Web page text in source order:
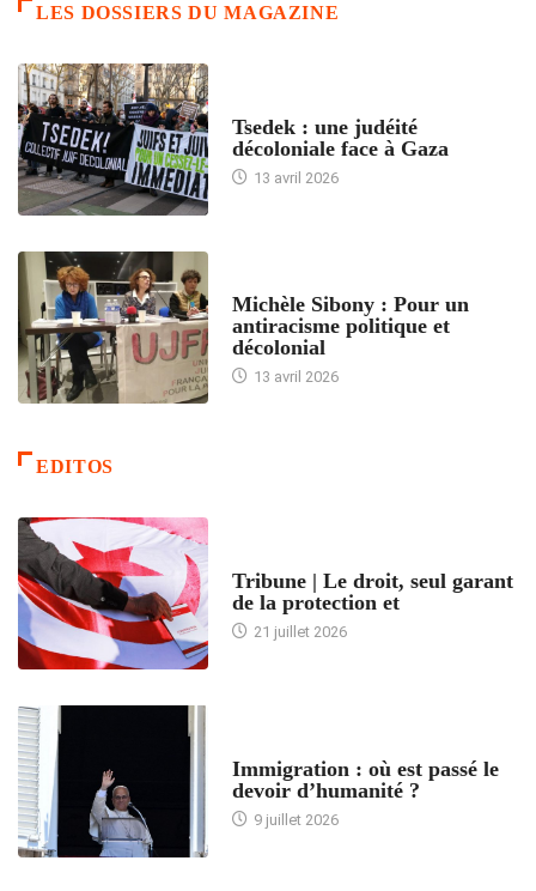
LES DOSSIERS DU MAGAZINE
Tsedek : une judéité
décoloniale face à Gaza
13 avril 2026
Michèle Sibony : Pour un
antiracisme politique et
décolonial
13 avril 2026
EDITOS
Tribune | Le droit, seul garant
de la protection et
21 juillet 2026
Immigration : où est passé le
devoir d’humanité ?
9 juillet 2026